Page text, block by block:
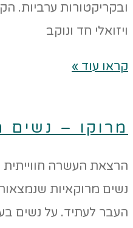
ובקריקטורות ערביות.
ויזואלי חד ונוקב
קראו עוד »
מרוקו – נשים
הרצאת העשרה
נשים מרוקאיות
העבר לעתיד. על נשים